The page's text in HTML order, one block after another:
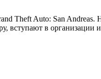
Theft Auto: San
вступают в